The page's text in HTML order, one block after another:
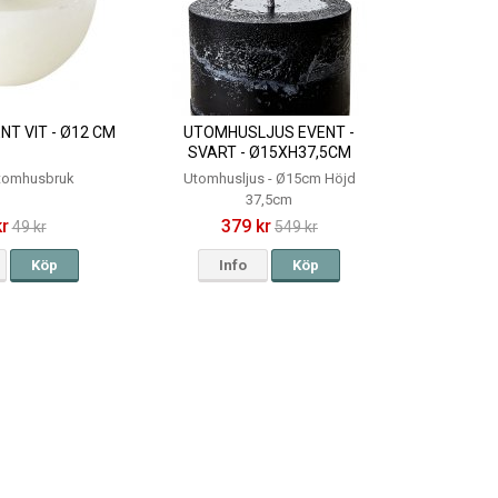
VIT - Ø12 CM
49 kr
Köp
UTOMHUSLJUS EVENT -
SVART - Ø15XH37,5CM
Utomhusljus - Ø15cm Höjd
37,5cm
379 kr549 kr
Info Köp